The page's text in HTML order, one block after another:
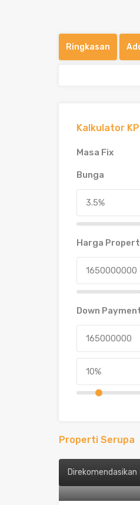
Ringkasan
Kalkulator
Masa Fix
Bunga
Harga
Down
Properti Serupa
Direkomendasikan